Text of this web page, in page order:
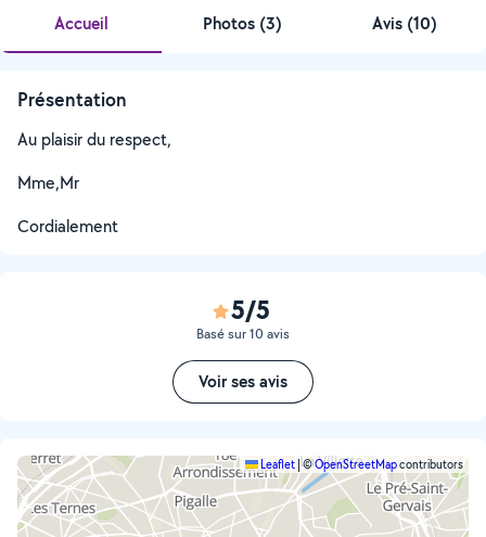
Accueil Photos (3) Avis (10)
Présentation
Au plaisir du respect,
Mme,Mr
Cordialement
5/5
Basé sur 10 avis
Voir ses avis
Leaflet ©OpenStreetMapcontributors